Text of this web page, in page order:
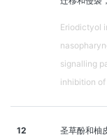
Eriodictyol
signalling
inhibition
12 圣草酚和柚